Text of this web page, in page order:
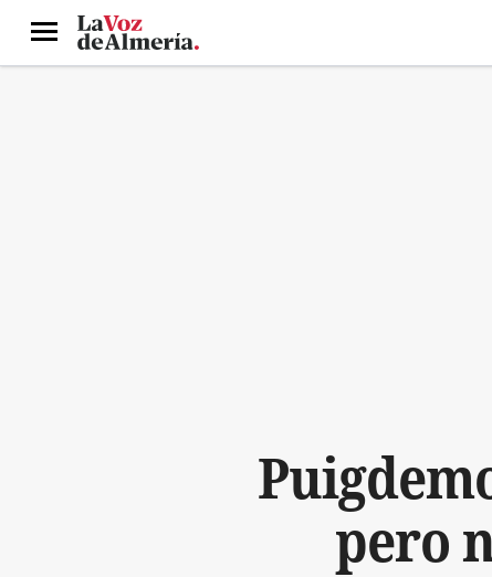
Menú
pero